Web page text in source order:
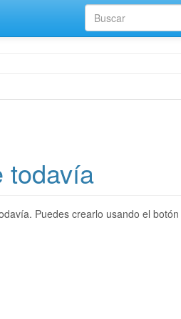
todavía
Puedes crearlo usando el botón